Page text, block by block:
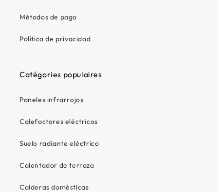
Métodos de pago
Política de privacidad
Catégories populaires
Paneles infrarrojos
Calefactores eléctricos
Suelo radiante eléctrico
Calentador de terraza
Calderas domésticas